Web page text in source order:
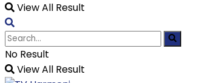
View All Result
No Result
View All Result